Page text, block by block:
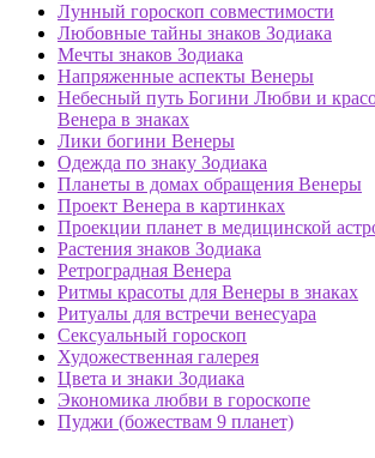
Лунный гороскоп совместимости
Любовные тайны знаков Зодиака
Мечты знаков Зодиака
Напряженные аспекты Венеры
Небесный путь Богини Любви и
Венера в знаках
Лики богини Венеры
Одежда по знаку Зодиака
Планеты в домах обращения Венеры
Проект Венера в картинках
Проекции планет в медицинской
Растения знаков Зодиака
Ретроградная Венера
Ритмы красоты для Венеры в знаках
Ритуалы для встречи венесуара
Сексуальный гороскоп
Художественная галерея
Цвета и знаки Зодиака
Экономика любви в гороскопе
Пуджи (божествам 9 планет)